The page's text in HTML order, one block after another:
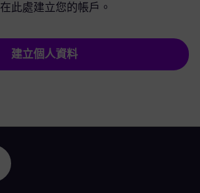
此處建立您的帳戶。
建立個人資料